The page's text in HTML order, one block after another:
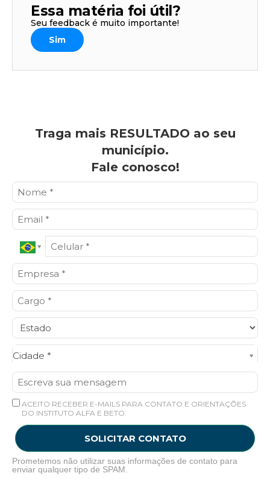
Essa matéria foi útil?
Seu feedback é muito importante!
Sim
Traga mais RESULTADO ao seu
município.
Fale conosco!
Cidade *
Cidade*
ACEITO RECEBER E-MAILS PARA CONTATO E ORIENTAÇÕES
DO INSTITUTO ALFA E BETO.
SOLICITAR CONTATO
Prometemos não utilizar suas informações de contato para
enviar qualquer tipo de SPAM.